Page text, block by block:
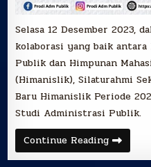
Selasa 12 Desember 2023,
kolaborasi yang baik
Publik dan Himpunan
(Himanislik), Silaturahmi
Baru Himanislik Periode
Studi Administrasi Publik.
Continue Reading
Pengurus
Baru